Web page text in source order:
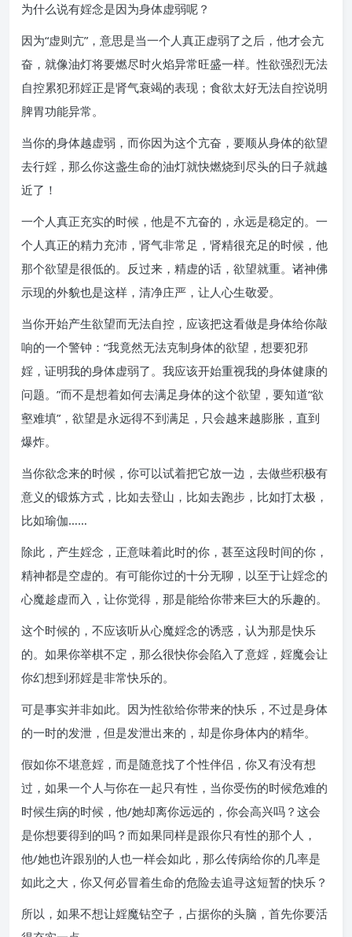
为什么说有婬念是因为身体虚弱呢？
因为“虚则亢”，意思是当一个人真正虚弱了之后，他才会亢
奋，就像油灯将要燃尽时火焰异常旺盛一样。性欲强烈无法
自控累犯邪婬正是肾气衰竭的表现；食欲太好无法自控说明
脾胃功能异常。
当你的身体越虚弱，而你因为这个亢奋，要顺从身体的欲望
去行婬，那么你这盏生命的油灯就快燃烧到尽头的日子就越
近了！
一个人真正充实的时候，他是不亢奋的，永远是稳定的。一
个人真正的精力充沛，肾气非常足，肾精很充足的时候，他
那个欲望是很低的。反过来，精虚的话，欲望就重。诸神佛
示现的外貌也是这样，清净庄严，让人心生敬爱。
当你开始产生欲望而无法自控，应该把这看做是身体给你敲
响的一个警钟：“我竟然无法克制身体的欲望，想要犯邪
婬，证明我的身体虚弱了。我应该开始重视我的身体健康的
问题。”而不是想着如何去满足身体的这个欲望，要知道“欲
壑难填”，欲望是永远得不到满足，只会越来越膨胀，直到
爆炸。
当你欲念来的时候，你可以试着把它放一边，去做些积极有
意义的锻炼方式，比如去登山，比如去跑步，比如打太极，
比如瑜伽……
除此，产生婬念，正意味着此时的你，甚至这段时间的你，
精神都是空虚的。有可能你过的十分无聊，以至于让婬念的
心魔趁虚而入，让你觉得，那是能给你带来巨大的乐趣的。
这个时候的，不应该听从心魔婬念的诱惑，认为那是快乐
的。如果你举棋不定，那么很快你会陷入了意婬，婬魔会让
你幻想到邪婬是非常快乐的。
可是事实并非如此。因为性欲给你带来的快乐，不过是身体
的一时的发泄，但是发泄出来的，却是你身体内的精华。
假如你不堪意婬，而是随意找了个性伴侣，你又有没有想
过，如果一个人与你在一起只有性，当你受伤的时候危难的
时候生病的时候，他/她却离你远远的，你会高兴吗？这会
是你想要得到的吗？而如果同样是跟你只有性的那个人，
他/她也许跟别的人也一样会如此，那么传病给你的几率是
如此之大，你又何必冒着生命的危险去追寻这短暂的快乐？
所以，如果不想让婬魔钻空子，占据你的头脑，首先你要活